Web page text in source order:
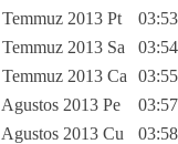
2013 Pt
03:53
2013 Sa
03:54
2013 Ca
03:55
2013 Pe
03:57
2013 Cu
03:58